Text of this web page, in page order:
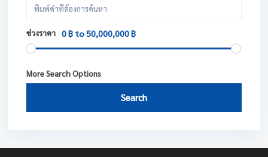
ช่วงราคา 0 ฿ to 50,000,000 ฿
More Search Options
Search